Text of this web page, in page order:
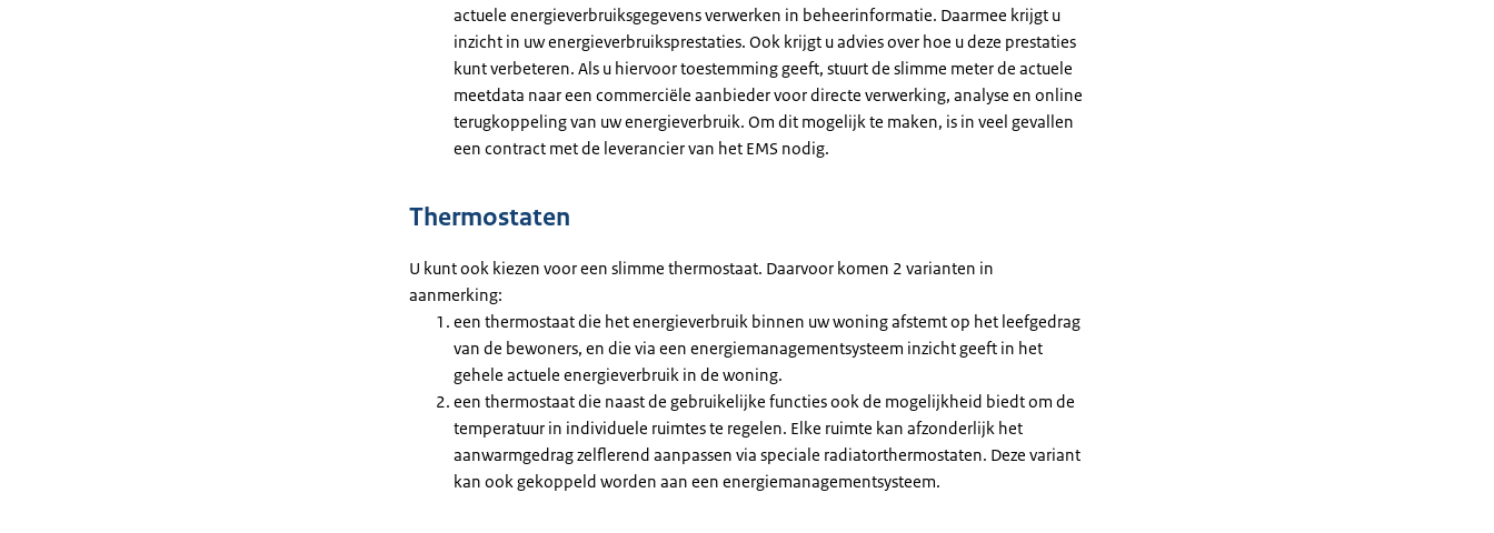
actuele energieverbruiksgegevens verwerken in beheerinformatie. Daarmee krijgt u
inzicht in uw energieverbruiksprestaties. Ook krijgt u advies over hoe u deze prestaties
kunt verbeteren. Als u hiervoor toestemming geeft, stuurt de slimme meter de actuele
meetdata naar een commerciële aanbieder voor directe verwerking, analyse en online
terugkoppeling van uw energieverbruik. Om dit mogelijk te maken, is in veel gevallen
een contract met de leverancier van het EMS nodig.
Thermostaten
U kunt ook kiezen voor een slimme thermostaat. Daarvoor komen 2 varianten in
aanmerking:
een thermostaat die het energieverbruik binnen uw woning afstemt op het leefgedrag
van de bewoners, en die via een energiemanagementsysteem inzicht geeft in het
gehele actuele energieverbruik in de woning.
een thermostaat die naast de gebruikelijke functies ook de mogelijkheid biedt om de
temperatuur in individuele ruimtes te regelen. Elke ruimte kan afzonderlijk het
aanwarmgedrag zelflerend aanpassen via speciale radiatorthermostaten. Deze variant
kan ook gekoppeld worden aan een energiemanagementsysteem.